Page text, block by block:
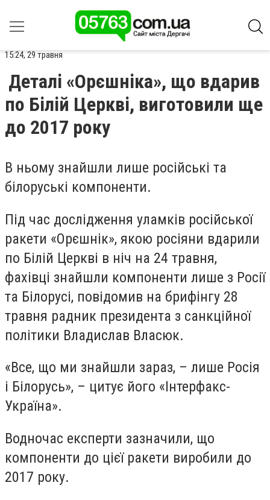
15:24, 29 травня
Деталі «Орєшніка», що вдарив
по Білій Церкві, виготовили ще
до 2017 року
В ньому знайшли лише російські та
білоруські компоненти.
Під час дослідження уламків російської
ракети «Орєшнік», якою росіяни вдарили
по Білій Церкві в ніч на 24 травня,
фахівці знайшли компоненти лише з Росії
та Білорусі, повідомив на брифінгу 28
травня радник президента з санкційної
політики Владислав Власюк.
«Все, що ми знайшли зараз, – лише Росія
і Білорусь», – цитує його «Інтерфакс-
Україна».
Водночас експерти зазначили, що
компоненти до цієї ракети виробили до
2017 року.